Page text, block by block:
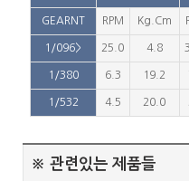
GEARNT RPM Kg.Cm
1/096> 25.0 4.8
1/380 6.3 19.2
1/532 4.5 20.0
※ 관련있는 제품들